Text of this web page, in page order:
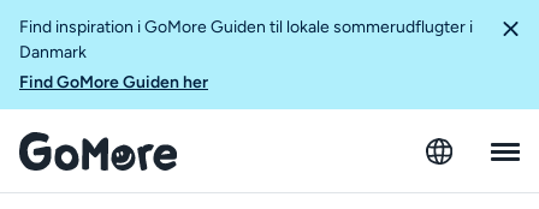
Find inspiration i GoMore Guiden til lokale sommerudflugter i
Danmark
Find GoMore Guiden her